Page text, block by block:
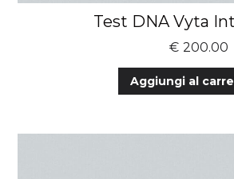
Test DNA Vyta
€ 200.00
Aggiungi al